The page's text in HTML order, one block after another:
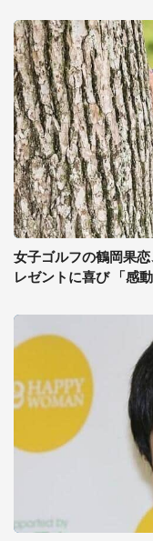
女子ゴルフの鶴岡果
レゼントに喜び 「感